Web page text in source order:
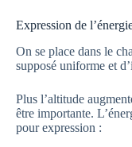
Expression de
On se place dans le
supposé uniforme et
Plus l’altitude
être importante.
pour expression :